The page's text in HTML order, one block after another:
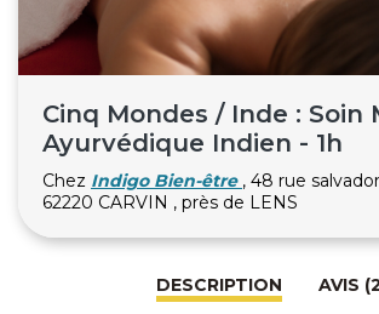
Cinq Mondes / Inde : Soin
Ayurvédique Indien - 1h
Chez Indigo Bien-être , 48 rue
62220 CARVIN , près de LENS
DESCRIPTION AVIS